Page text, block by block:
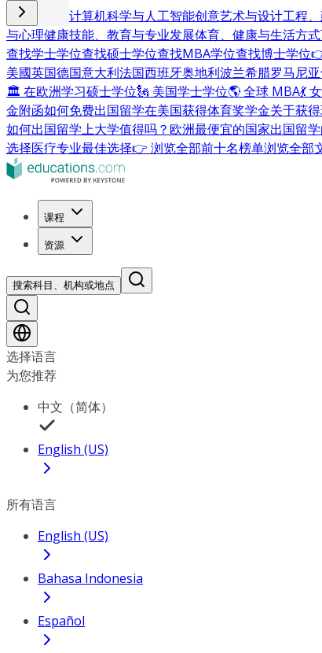
商业与管理 计算机科学与人工智能创意艺术与设计工程
与心理健康技能、教育与专业发展体育、健康与生活方式
查找学士学位查找硕士学位查找MBA学位查找博士学位
美國英国德国意大利法国西班牙奥地利波兰希腊罗马尼亚
🏛 在欧洲学习硕士学位🗽 美国学士学位🌎 全球 MBA💃
金附函如何免费出国留学在美国获得体育奖学金关于获
如何出国留学上大学值得吗？ 欧洲最便宜的国家出国留
选择医疗专业最佳选择👉 浏览全部前十名榜单浏览全部
课程
资源
搜索科目、机构或地点
选择语言
为您推荐
中文（简体）
English (US)
所有语言
English (US)
Bahasa Indonesia
Español